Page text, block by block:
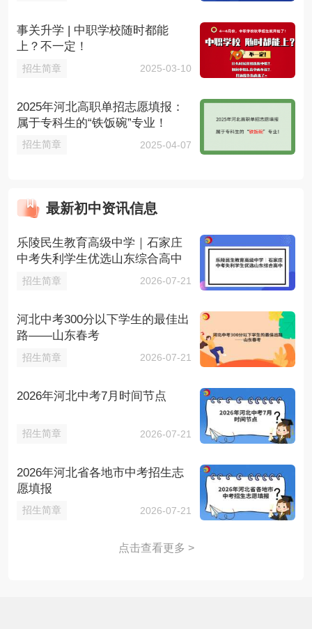
事关升学 | 中职学校随时都能
上？不一定！
招生简章 2025-03-10
2025年河北高职单招志愿填报：
属于专科生的“铁饭碗”专业！
招生简章 2025-04-07
最新初中资讯信息
乐陵民生教育高级中学｜石家庄
中考失利学生优选山东综合高中
招生简章 2026-07-21
河北中考300分以下学生的最佳出
路——山东春考
招生简章 2026-07-21
2026年河北中考7月时间节点
招生简章 2026-07-21
2026年河北省各地市中考招生志
愿填报
招生简章 2026-07-21
点击查看更多 >